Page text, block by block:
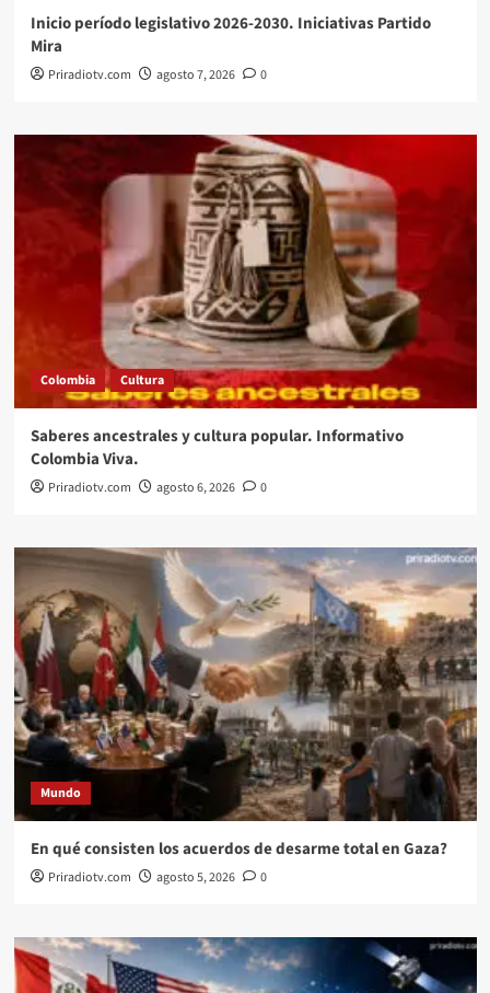
Inicio período legislativo 2026-2030. Iniciativas Partido
Mira
Priradiotv.com agosto 7, 2026 0
Colombia Cultura
Saberes ancestrales y cultura popular. Informativo
Colombia Viva.
Priradiotv.com agosto 6, 2026 0
Mundo
En qué consisten los acuerdos de desarme total en Gaza?
Priradiotv.com agosto 5, 2026 0